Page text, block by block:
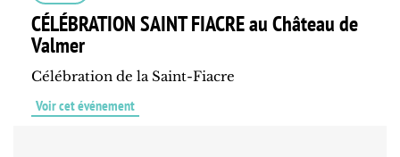
CÉLÉBRATION SAINT FIACRE au Château de
Valmer
Célébration de la Saint-Fiacre
Voir cet événement